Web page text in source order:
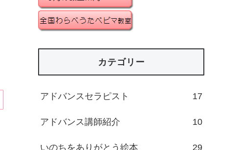
カテゴリー
アドバンスセラピスト 17
アドバンス講師紹介 10
いのちをありがとう絵本 29